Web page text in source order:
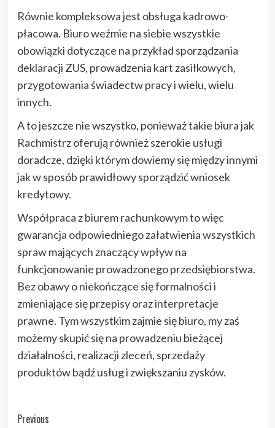
Równie kompleksowa jest obsługa kadrowo-
płacowa. Biuro weźmie na siebie wszystkie
obowiązki dotyczące na przykład sporządzania
deklaracji ZUS, prowadzenia kart zasiłkowych,
przygotowania świadectw pracy i wielu, wielu
innych.
A to jeszcze nie wszystko, ponieważ takie biura jak
Rachmistrz oferują również szerokie usługi
doradcze, dzięki którym dowiemy się między innymi
jak w sposób prawidłowy sporządzić wniosek
kredytowy.
Współpraca z biurem rachunkowym to więc
gwarancja odpowiedniego załatwienia wszystkich
spraw mających znaczący wpływ na
funkcjonowanie prowadzonego przedsiębiorstwa.
Bez obawy o niekończące się formalności i
zmieniające się przepisy oraz interpretacje
prawne. Tym wszystkim zajmie się biuro, my zaś
możemy skupić się na prowadzeniu bieżącej
działalności, realizacji zleceń, sprzedaży
produktów bądź usług i zwiększaniu zysków.
Post
Previous